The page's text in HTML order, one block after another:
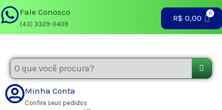
Ir
para
o
Fale Conosco
(43) 3329-0409
R$ 0,00
Minha Conta
Confira seus pedidos